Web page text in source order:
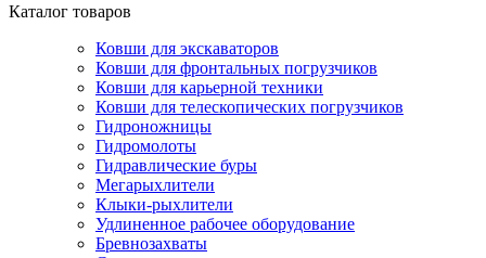
Каталог товаров
Ковши для экскаваторов
Ковши для фронтальных погрузчиков
Ковши для карьерной техники
Ковши для телескопических погрузчиков
Гидроножницы
Гидромолоты
Гидравлические буры
Мегарыхлители
Клыки-рыхлители
Удлиненное рабочее оборудование
Бревнозахваты